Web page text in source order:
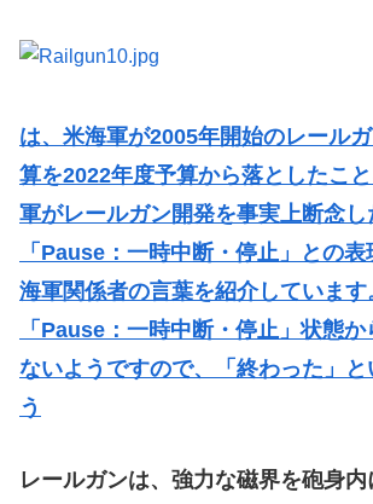
は、米海軍が2005年開始のレール
算を2022年度予算から落としたこ
軍がレールガン開発を事実上断念し
「Pause：一時中断・停止」との
海軍関係者の言葉を紹介しています
「Pause：一時中断・停止」状態
ないようですので、「終わった」と
う
レールガンは、強力な磁界を砲身